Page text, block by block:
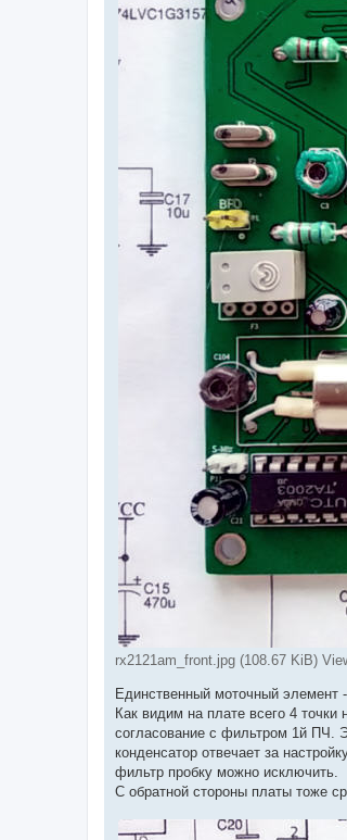
rx2121am_front.jpg (108.67 KiB)
Единственный моточный элемент
Как видим на плате всего 4
согласование с фильтром 1й ПЧ.
конденсатор отвечает за
фильтр пробку можно исключить.
С обратной стороны платы тоже